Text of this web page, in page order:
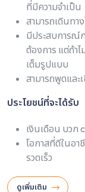
ที่มีความจำเป็น
สามารถเดินทา
มีประสบการณ์
ต้องการ แต่ถ้าไ
เต็มรูปแบบ
สามารถพูดและ
ประโยชน์ที่จะได้รับ
เงินเดือน บวก
โอกาสที่ดีในอา
รวดเร็ว
ดูเพิ่มเติม